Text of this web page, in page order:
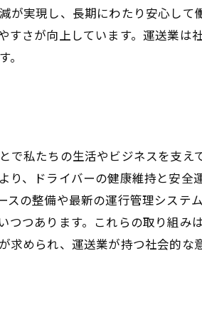
が実現し、長期にわたり安心して
すさが向上しています。運送業は
私たちの生活やビジネスを支え
、ドライバーの健康維持と安全
の整備や最新の運行管理システ
つあります。これらの取り組み
求められ、運送業が持つ社会的な